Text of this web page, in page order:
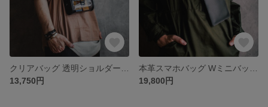
13,750円
19,800円